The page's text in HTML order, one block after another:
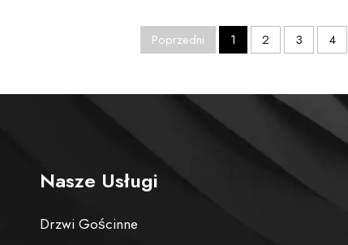
Poprzedni 1 2 3 4
Nasze Usługi
Drzwi Gościnne